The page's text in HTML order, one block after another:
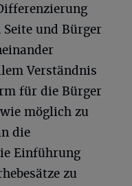
und Bürger
Verständnis
für die Bürger
möglich zu
die
Einführung
zu